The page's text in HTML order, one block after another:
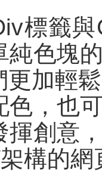
標籤
純色塊
更加輕
色，也
揮創意
構的網